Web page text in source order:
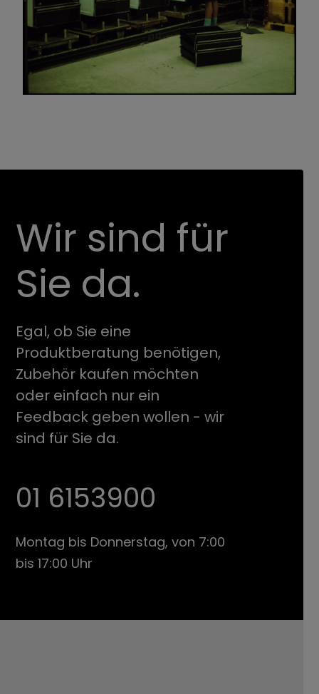
Wir sind für
Sie da.
Egal, ob Sie eine
Produktberatung benötigen,
Zubehör kaufen möchten
oder einfach nur ein
Feedback geben wollen - wir
sind für Sie da.
01 6153900
Montag bis Donnerstag, von 7:00
bis 17:00 Uhr